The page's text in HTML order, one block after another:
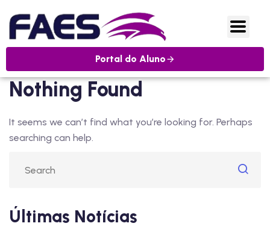
Portal do Aluno
Nothing Found
It seems we can’t find what you’re looking for. Perhaps
searching can help.
Últimas Notícias